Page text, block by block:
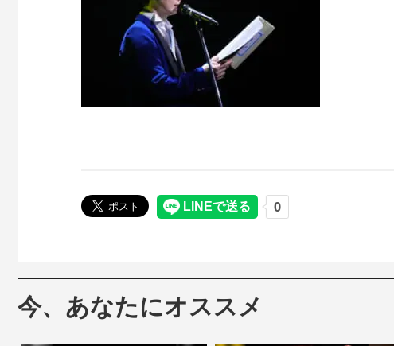
今、あなたにオススメ